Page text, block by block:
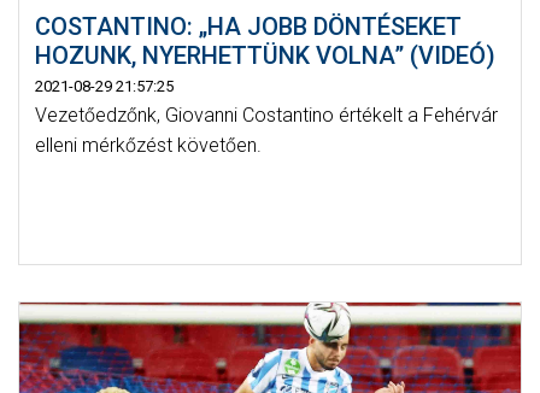
COSTANTINO: „HA JOBB DÖNTÉSEKET
HOZUNK, NYERHETTÜNK VOLNA” (VIDEÓ)
2021-08-29 21:57:25
Vezetőedzőnk, Giovanni Costantino értékelt a Fehérvár
elleni mérkőzést követően.